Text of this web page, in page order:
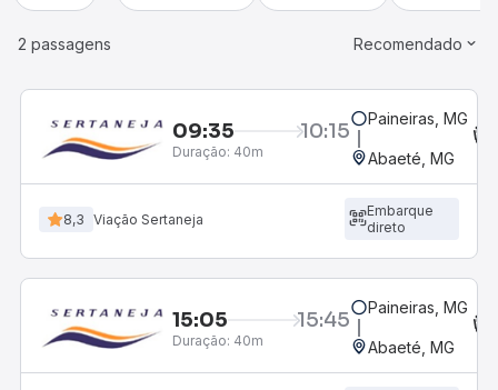
2 passagens Recomendado
09:35 10:15
Duração: 40m
Paineiras, MG
Abaeté, MG
8,3 Viação Sertaneja
Embarque
direto
15:05 15:45
Duração: 40m
Paineiras, MG
Abaeté, MG